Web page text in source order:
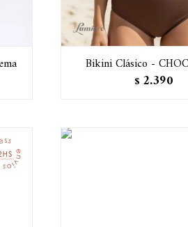
Bikini Clásico -
$ 2.390